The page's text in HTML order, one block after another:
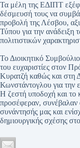
Τα μέλη της ΕΔΙΠΤ
δέσμευσή τους να
προβολή της Λέσβου,
Τύπου για την ανάδειξη
πολιτιστικών
Το Διοικητικό
του ευχαριστίες στον
Κυρατζή καθώς και στη
Κωνστάντογλου για την
Η ζεστή υποδοχή και το
προσέφεραν, συνέβαλαν
συνάντησής μας και
δημιουργικής σχέσης